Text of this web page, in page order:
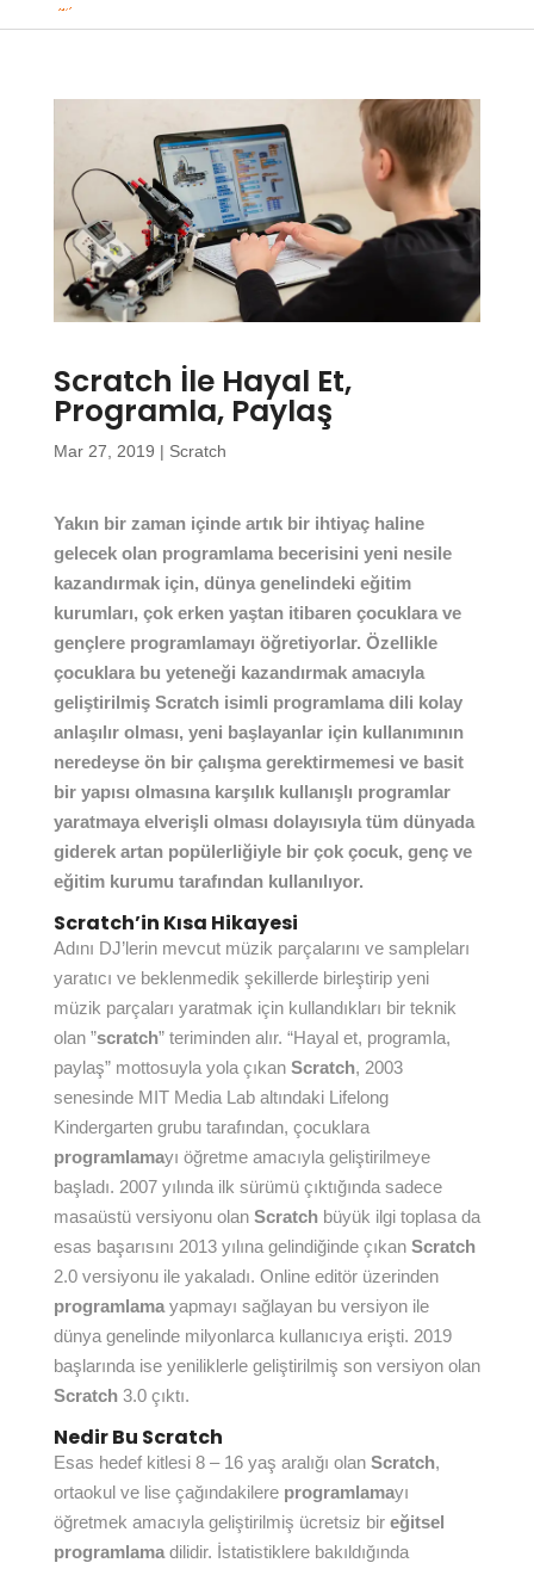
Scratch İle Hayal Et,
Programla, Paylaş
Mar 27, 2019 | Scratch
Yakın bir zaman içinde artık bir ihtiyaç haline
gelecek olan programlama becerisini yeni nesile
kazandırmak için, dünya genelindeki eğitim
kurumları, çok erken yaştan itibaren çocuklara ve
gençlere programlamayı öğretiyorlar. Özellikle
çocuklara bu yeteneği kazandırmak amacıyla
geliştirilmiş Scratch isimli programlama dili kolay
anlaşılır olması, yeni başlayanlar için kullanımının
neredeyse ön bir çalışma gerektirmemesi ve basit
bir yapısı olmasına karşılık kullanışlı programlar
yaratmaya elverişli olması dolayısıyla tüm dünyada
giderek artan popülerliğiyle bir çok çocuk, genç ve
eğitim kurumu tarafından kullanılıyor.
Scratch’in Kısa Hikayesi
Adını DJ’lerin mevcut müzik parçalarını ve sampleları
yaratıcı ve beklenmedik şekillerde birleştirip yeni
müzik parçaları yaratmak için kullandıkları bir teknik
olan ”scratch” teriminden alır. “Hayal et, programla,
paylaş” mottosuyla yola çıkan Scratch, 2003
senesinde MIT Media Lab altındaki Lifelong
Kindergarten grubu tarafından, çocuklara
programlamayı öğretme amacıyla geliştirilmeye
başladı. 2007 yılında ilk sürümü çıktığında sadece
masaüstü versiyonu olan Scratchbüyük ilgi toplasa da
esas başarısını 2013 yılına gelindiğinde çıkan Scratch
2.0 versiyonu ile yakaladı. Online editör üzerinden
programlamayapmayı sağlayan bu versiyon ile
dünya genelinde milyonlarca kullanıcıya erişti. 2019
başlarında ise yeniliklerle geliştirilmiş son versiyon olan
Scratch3.0 çıktı.
Nedir Bu Scratch
Esas hedef kitlesi 8 – 16 yaş aralığı olan Scratch,
ortaokul ve lise çağındakilere programlamayı
öğretmek amacıyla geliştirilmiş ücretsiz bir eğitsel
programlamadilidir. İstatistiklere bakıldığında